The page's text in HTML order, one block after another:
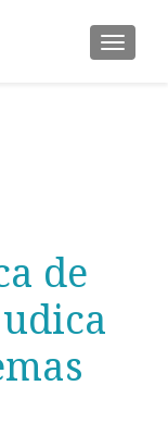
de